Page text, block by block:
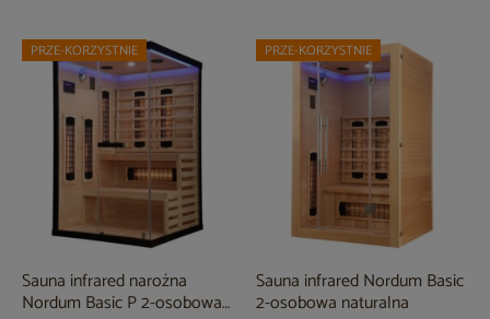
Sauna infrared narożna
Nordum Basic P 2-osobowa
PRZE-KORZYSTNIE
Sauna infrared Nordum Basic
2-osobowa naturalna
PRZE-KORZYSTNIE